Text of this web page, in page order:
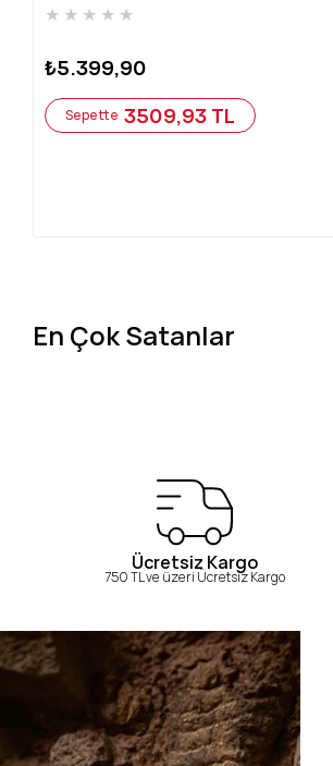
★ ★ ★ ★ ★
₺5.399,90
Sepette 3509,93 TL
En Çok Satanlar
Ücretsiz Kargo
750 TL ve üzeri Ücretsiz Kargo